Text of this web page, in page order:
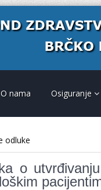
O nama Osiguranje
odluke
o